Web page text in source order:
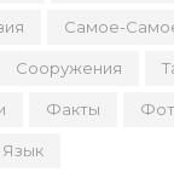
Самое-
Сооружения
Факты
Язык